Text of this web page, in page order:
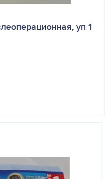
уп 1